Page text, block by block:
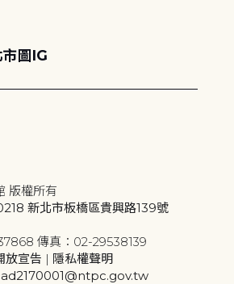
圖IG
版權所有
新北市板橋區貴興路139號
傳真：02-29538139
放宣告 | 隱私權聲明